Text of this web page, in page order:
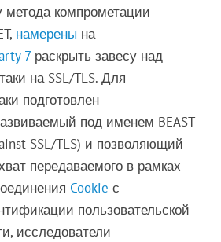
метода компрометации
намерены на
7 раскрыть завесу над
на SSL/TLS. Для
подготовлен
под именем BEAST
SSL/TLS) и позволяющий
передаваемого в рамках
Cookie с
пользовательской
исследователи